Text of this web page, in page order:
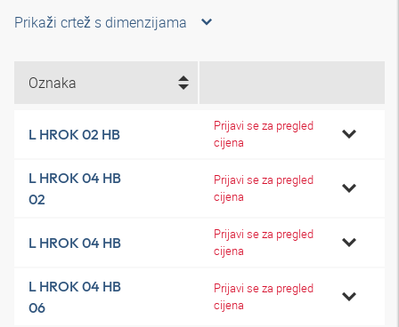
Prikaži crtež s dimenzijama
Oznaka
L HROK 02 HB
Prijavi se za pregled
cijena
L HROK 04 HB
02
Prijavi se za pregled
cijena
L HROK 04 HB
Prijavi se za pregled
cijena
L HROK 04 HB
06
Prijavi se za pregled
cijena